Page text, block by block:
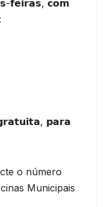
𝗳𝗲𝗶𝗿𝗮𝘀, 𝗰𝗼𝗺
𝗽𝗮𝗿𝗮
o número
Municipais